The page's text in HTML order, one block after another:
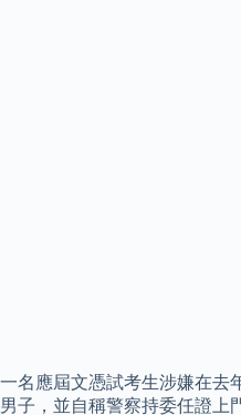
一名應屆文憑試考生涉嫌在去
男子，並自稱警察持委任證上